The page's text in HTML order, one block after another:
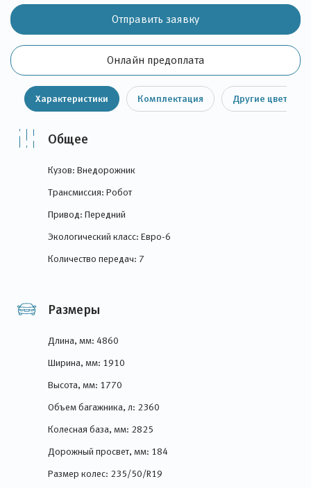
Онлайн предоплата
Отправить заявку
Характеристики Комплектация Другие цвета
Общее
Кузов: Внедорожник
Трансмиссия: Робот
Привод: Передний
Экологический класс: Евро-6
Количество передач: 7
Размеры
Длина, мм: 4860
Ширина, мм: 1910
Высота, мм: 1770
Объем багажника, л: 2360
Колесная база, мм: 2825
Дорожный просвет, мм: 184
Размер колес: 235/50/R19